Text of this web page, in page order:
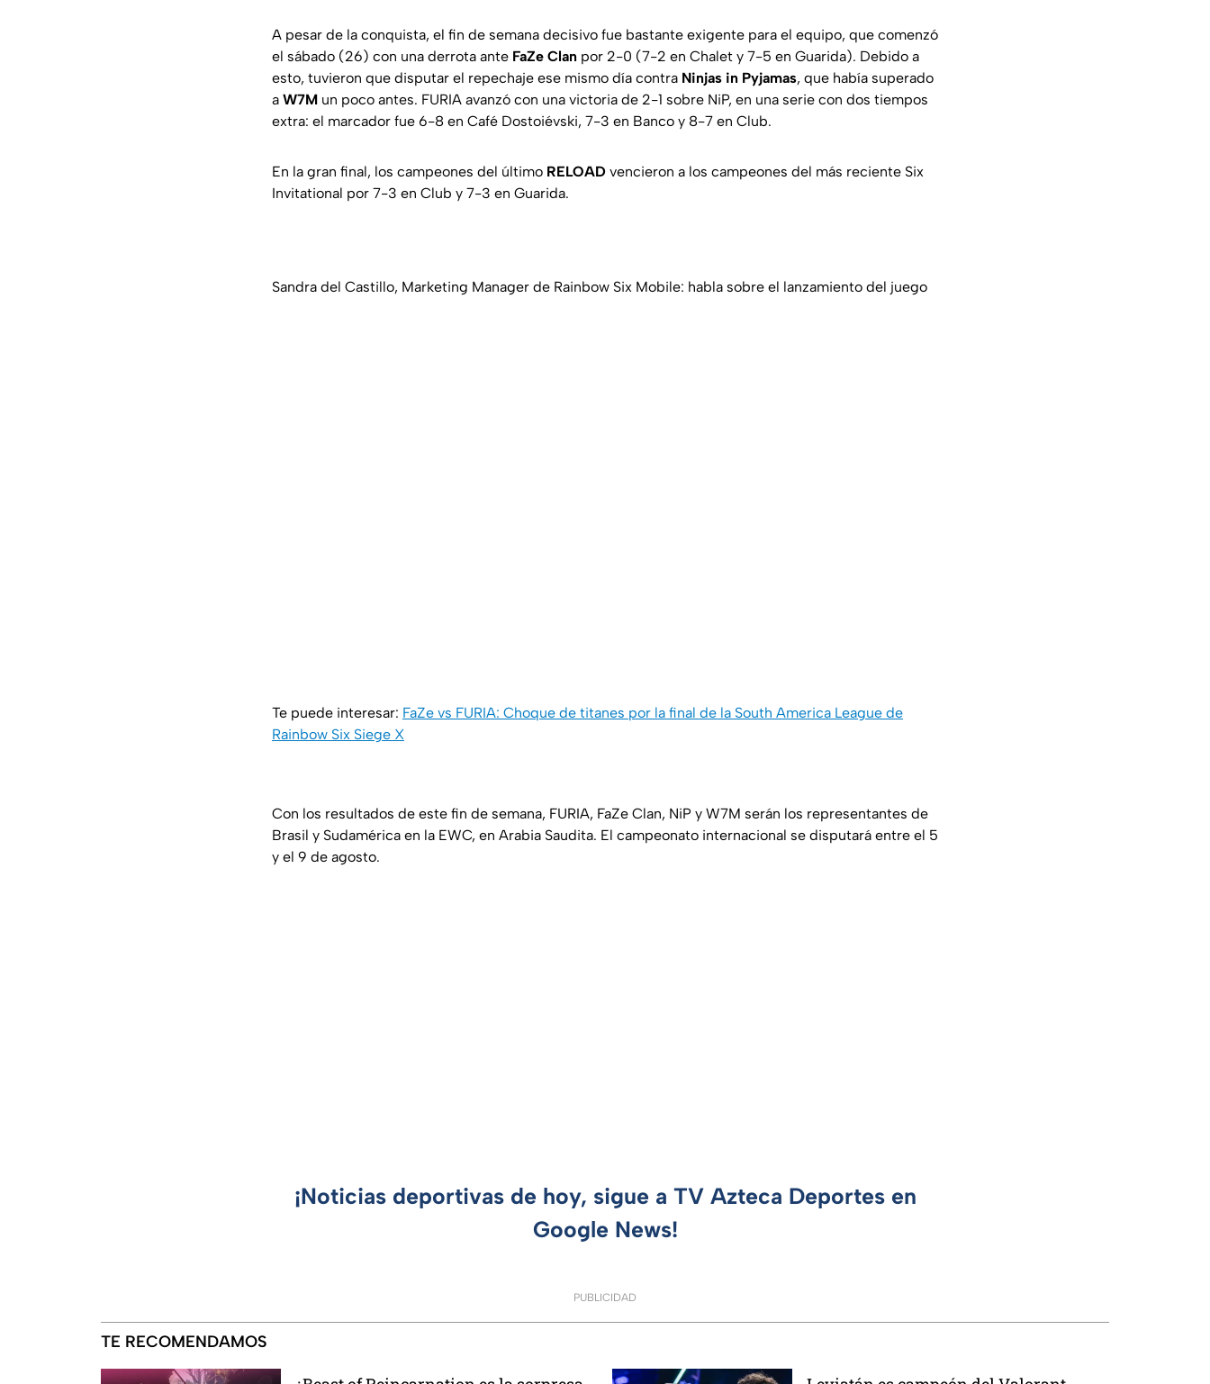
A pesar de la conquista, el fin de semana decisivo fue bastante exigente para el equipo, que comenzó
el sábado (26) con una derrota ante FaZe Clan por 2-0 (7-2 en Chalet y 7-5 en Guarida). Debido a
esto, tuvieron que disputar el repechaje ese mismo día contra Ninjas in Pyjamas, que había superado
a W7M un poco antes. FURIA avanzó con una victoria de 2-1 sobre NiP, en una serie con dos tiempos
extra: el marcador fue 6-8 en Café Dostoiévski, 7-3 en Banco y 8-7 en Club.
En la gran final, los campeones del último RELOAD vencieron a los campeones del más reciente Six
Invitational por 7-3 en Club y 7-3 en Guarida.
Sandra del Castillo, Marketing Manager de Rainbow Six Mobile: habla sobre el lanzamiento del juego
Te puede interesar: FaZe vs FURIA: Choque de titanes por la final de la South America League de
Rainbow Six Siege X
Con los resultados de este fin de semana, FURIA, FaZe Clan, NiP y W7M serán los representantes de
Brasil y Sudamérica en la EWC, en Arabia Saudita. El campeonato internacional se disputará entre el 5
y el 9 de agosto.
¡Noticias deportivas de hoy, sigue a TV Azteca Deportes en
Google News!
PUBLICIDAD
TE RECOMENDAMOS